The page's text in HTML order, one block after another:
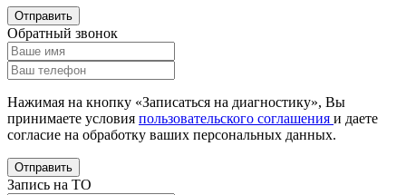
Отправить
Обратный звонок
Нажимая на кнопку «Записаться на диагностику», Вы
принимаете условия пользовательского соглашения и даете
согласие на обработку ваших персональных данных.
Отправить
Запись на ТО